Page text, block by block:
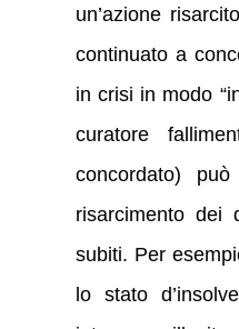
un’azione
continuato a
in crisi in modo
curatore
concordato)
risarcimento dei
subiti. Per
lo stato